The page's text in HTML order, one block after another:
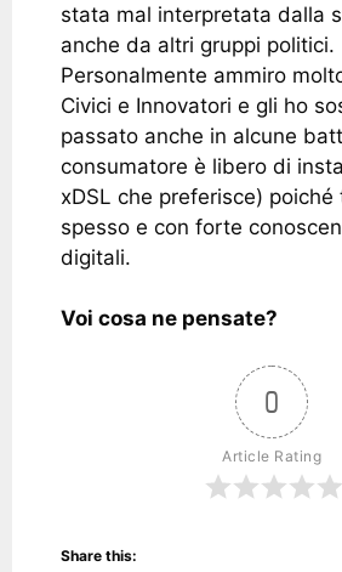
stata mal interpretata dalla
anche da altri gruppi politici.
Personalmente ammiro
Civici e Innovatori e gli ho
passato anche in alcune
consumatore è libero di
xDSL che preferisce)
spesso e con forte
digitali.
Voi cosa ne pensate?
0
Article Rating
Share this: